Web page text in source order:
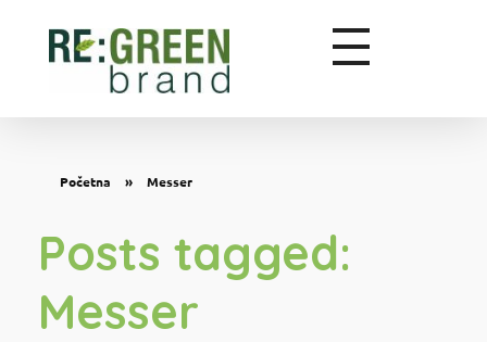
Početna » Messer
Posts tagged:
Messer